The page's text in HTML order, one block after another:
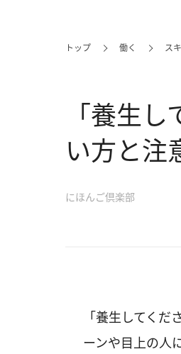
トップ 働く ス
「養生
い方と注
にほんご倶楽部
「養生してく
ーンや目上の人